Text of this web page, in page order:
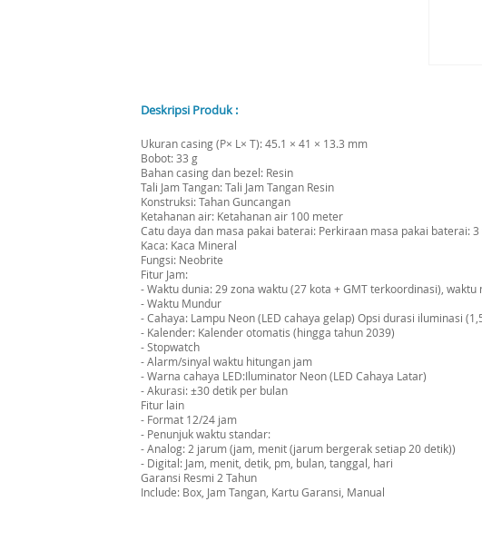
Deskripsi Produk :
Ukuran casing (P× L× T): 45.1 × 41 × 13.3 mm
Bobot: 33 g
Bahan casing dan bezel: Resin
Tali Jam Tangan: Tali Jam Tangan Resin
Konstruksi: Tahan Guncangan
Ketahanan air: Ketahanan air 100 meter
Catu daya dan masa pakai baterai: Perkiraan masa pakai baterai: 3
Kaca: Kaca Mineral
Fungsi: Neobrite
Fitur Jam:
- Waktu dunia: 29 zona waktu (27 kota + GMT terkoordinasi),
- Waktu Mundur
- Cahaya: Lampu Neon (LED cahaya gelap) Opsi durasi iluminasi
- Kalender: Kalender otomatis (hingga tahun 2039)
- Stopwatch
- Alarm/sinyal waktu hitungan jam
- Warna cahaya LED:Iluminator Neon (LED Cahaya Latar)
- Akurasi: ±30 detik per bulan
Fitur lain
- Format 12/24 jam
- Penunjuk waktu standar:
- Analog: 2 jarum (jam, menit (jarum bergerak setiap 20 detik))
- Digital: Jam, menit, detik, pm, bulan, tanggal, hari
Garansi Resmi 2 Tahun
Include: Box, Jam Tangan, Kartu Garansi, Manual